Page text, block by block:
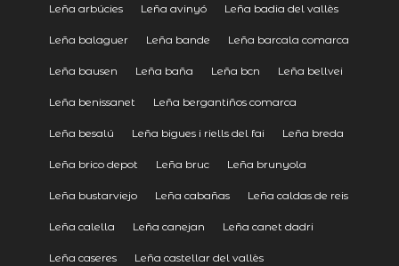
Leña arbúcies Leña avinyó Leña badia del vallès
Leña balaguer Leña bande Leña barcala comarca
Leña bausen Leña baña Leña bcn Leña bellvei
Leña benissanet Leña bergantiños comarca
Leña besalú Leña bigues i riells del fai Leña breda
Leña brico depot Leña bruc Leña brunyola
Leña bustarviejo Leña cabañas Leña caldas de reis
Leña calella Leña canejan Leña canet dadri
Leña caseres Leña castellar del vallès